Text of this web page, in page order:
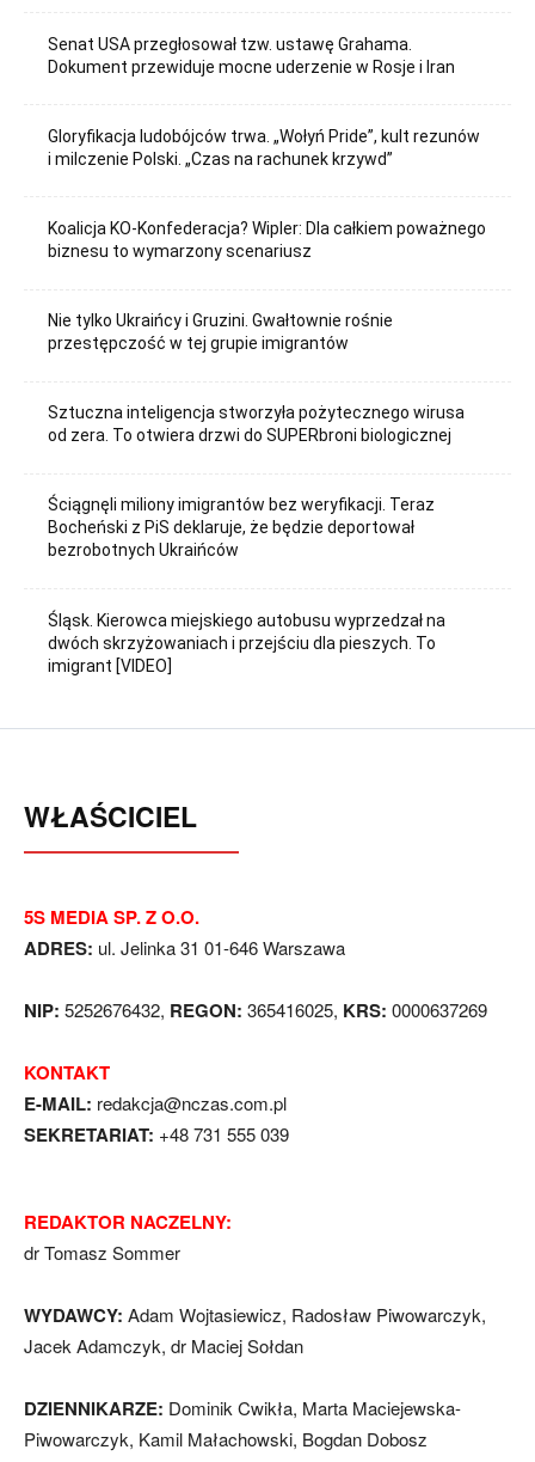
Senat USA przegłosował tzw. ustawę Grahama.
Dokument przewiduje mocne uderzenie w Rosje i Iran
Gloryfikacja ludobójców trwa. „Wołyń Pride”, kult rezunów
i milczenie Polski. „Czas na rachunek krzywd”
Koalicja KO-Konfederacja? Wipler: Dla całkiem poważnego
biznesu to wymarzony scenariusz
Nie tylko Ukraińcy i Gruzini. Gwałtownie rośnie
przestępczość w tej grupie imigrantów
Sztuczna inteligencja stworzyła pożytecznego wirusa
od zera. To otwiera drzwi do SUPERbroni biologicznej
Ściągnęli miliony imigrantów bez weryfikacji. Teraz
Bocheński z PiS deklaruje, że będzie deportował
bezrobotnych Ukraińców
Śląsk. Kierowca miejskiego autobusu wyprzedzał na
dwóch skrzyżowaniach i przejściu dla pieszych. To
imigrant [VIDEO]
WŁAŚCICIEL
5S MEDIA SP. Z O.O.
ADRES: ul. Jelinka 31 01-646 Warszawa
NIP: 5252676432, REGON: 365416025, KRS: 0000637269
KONTAKT
E-MAIL: redakcja@nczas.com.pl
SEKRETARIAT: +48 731 555 039
REDAKTOR NACZELNY:
dr Tomasz Sommer
WYDAWCY: Adam Wojtasiewicz, Radosław Piwowarczyk,
Jacek Adamczyk, dr Maciej Sołdan
DZIENNIKARZE: Dominik Cwikła, Marta Maciejewska-
Piwowarczyk, Kamil Małachowski, Bogdan Dobosz